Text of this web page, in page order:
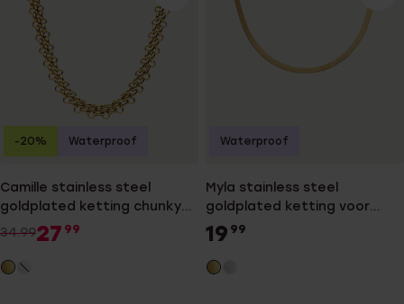
Camille stainless steel
goldplated ketting chunky
multi voor dames
34.9927 99
-20% Waterproof
Myla stainless steel
goldplated ketting voor
dames
19 99
Waterproof